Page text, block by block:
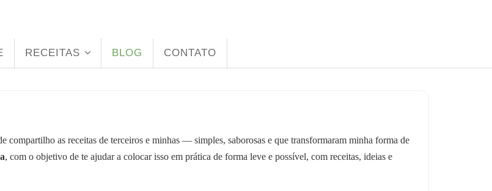
RECEITAS BLOG CONTATO
compartilho as receitas de terceiros e minhas — simples, saborosas e que transformaram minha forma de
, com o objetivo de te ajudar a colocar isso em prática de forma leve e possível, com receitas, ideias e